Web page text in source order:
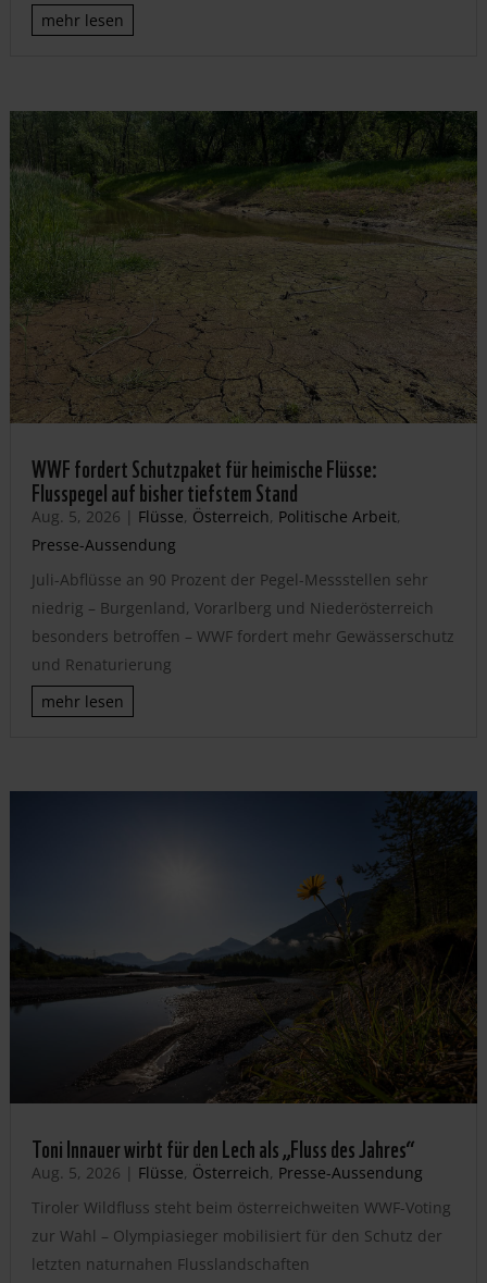
mehr lesen
WWF fordert Schutzpaket für heimische Flüsse:
Flusspegel auf bisher tiefstem Stand
Aug. 5, 2026 | Flüsse, Österreich, Politische Arbeit,
Presse-Aussendung
Juli-Abflüsse an 90 Prozent der Pegel-Messstellen sehr
niedrig – Burgenland, Vorarlberg und Niederösterreich
besonders betroffen – WWF fordert mehr Gewässerschutz
und Renaturierung
mehr lesen
Toni Innauer wirbt für den Lech als „Fluss des Jahres“
Aug. 5, 2026 | Flüsse, Österreich, Presse-Aussendung
Tiroler Wildfluss steht beim österreichweiten WWF-Voting
zur Wahl – Olympiasieger mobilisiert für den Schutz der
letzten naturnahen Flusslandschaften